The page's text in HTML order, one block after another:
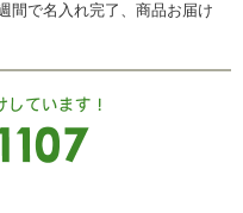
間で名入れ完了、商品お届け